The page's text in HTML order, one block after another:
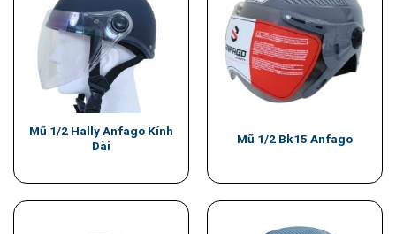
Mũ 1/2 Hally Anfago Kính
Dài
Mũ 1/2 Bk15 Anfago